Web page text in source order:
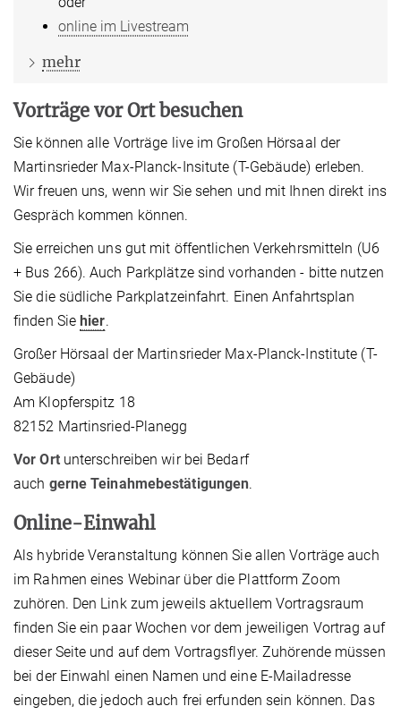
online im Livestream
mehr
Vorträge vor Ort besuchen
Sie können alle Vorträge live im Großen Hörsaal der
Martinsrieder Max-Planck-Insitute (T-Gebäude) erleben.
Wir freuen uns, wenn wir Sie sehen und mit Ihnen direkt ins
Gespräch kommen können.
Sie erreichen uns gut mit öffentlichen Verkehrsmitteln (U6
+ Bus 266). Auch Parkplätze sind vorhanden - bitte nutzen
Sie die südliche Parkplatzeinfahrt. Einen Anfahrtsplan
finden Sie hier.
Großer Hörsaal der Martinsrieder Max-Planck-Institute (T-
Gebäude)
Am Klopferspitz 18
82152 Martinsried-Planegg
Vor Ortunterschreiben wir bei Bedarf
auch gerneTeinahmebestätigungen.
Online-Einwahl
Als hybride Veranstaltung können Sie allen Vorträge auch
im Rahmen eines Webinar über die Plattform Zoom
zuhören. Den Link zum jeweils aktuellem Vortragsraum
finden Sie ein paar Wochen vor dem jeweiligen Vortrag auf
dieser Seite und auf dem Vortragsflyer. Zuhörende müssen
bei der Einwahl einen Namen und eine E-Mailadresse
eingeben, die jedoch auch frei erfunden sein können. Das